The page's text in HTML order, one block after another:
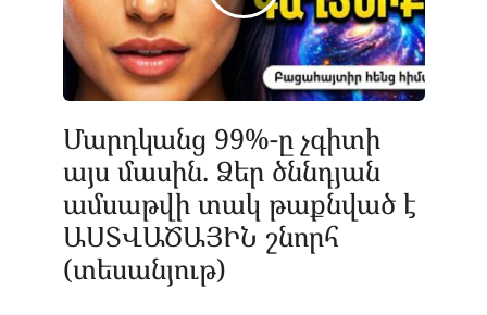
Մարդկանց 99%-ը չգիտի
այս մասին. Ձեր ծննդյան
ամսաթվի տակ թաքնված է
ԱՍՏՎԱԾԱՅԻՆ շնորհ
(տեսանյութ)